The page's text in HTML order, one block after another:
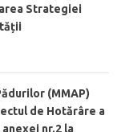
Strategiei
(MMAP)
de Hotărâre a
nr.2 la